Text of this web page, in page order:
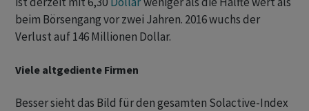
beim Börsengang vor zwei Jahren. 2016 wuchs der
Verlust auf 146 Millionen Dollar.
Viele altgediente Firmen
Besser sieht das Bild für den gesamten Solactive-Index